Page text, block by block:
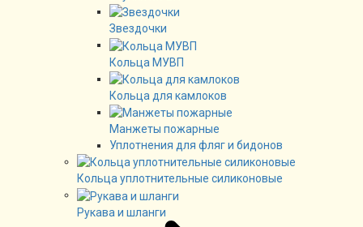
Звездочки
Кольца МУВП
Кольца для камлоков
Манжеты пожарные
Уплотнения для фляг и бидонов
Кольца уплотнительные силиконовые
Рукава и шланги